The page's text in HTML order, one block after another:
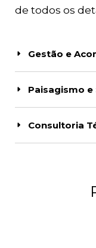
de todos os
Gestão e
Paisagismo
Consultoria